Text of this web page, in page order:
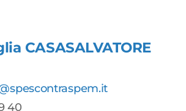
CASASALVATORE
40